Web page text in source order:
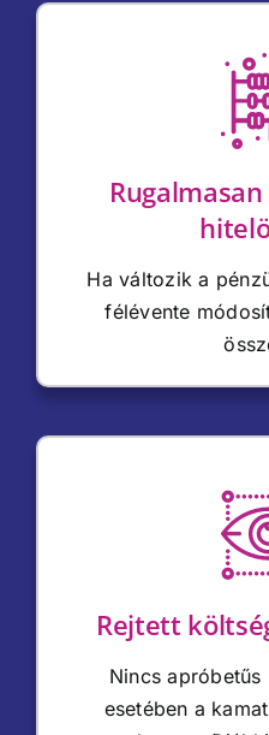
Ha változik a
félévente
Rejtett
Nincs apróbetűs
esetében a